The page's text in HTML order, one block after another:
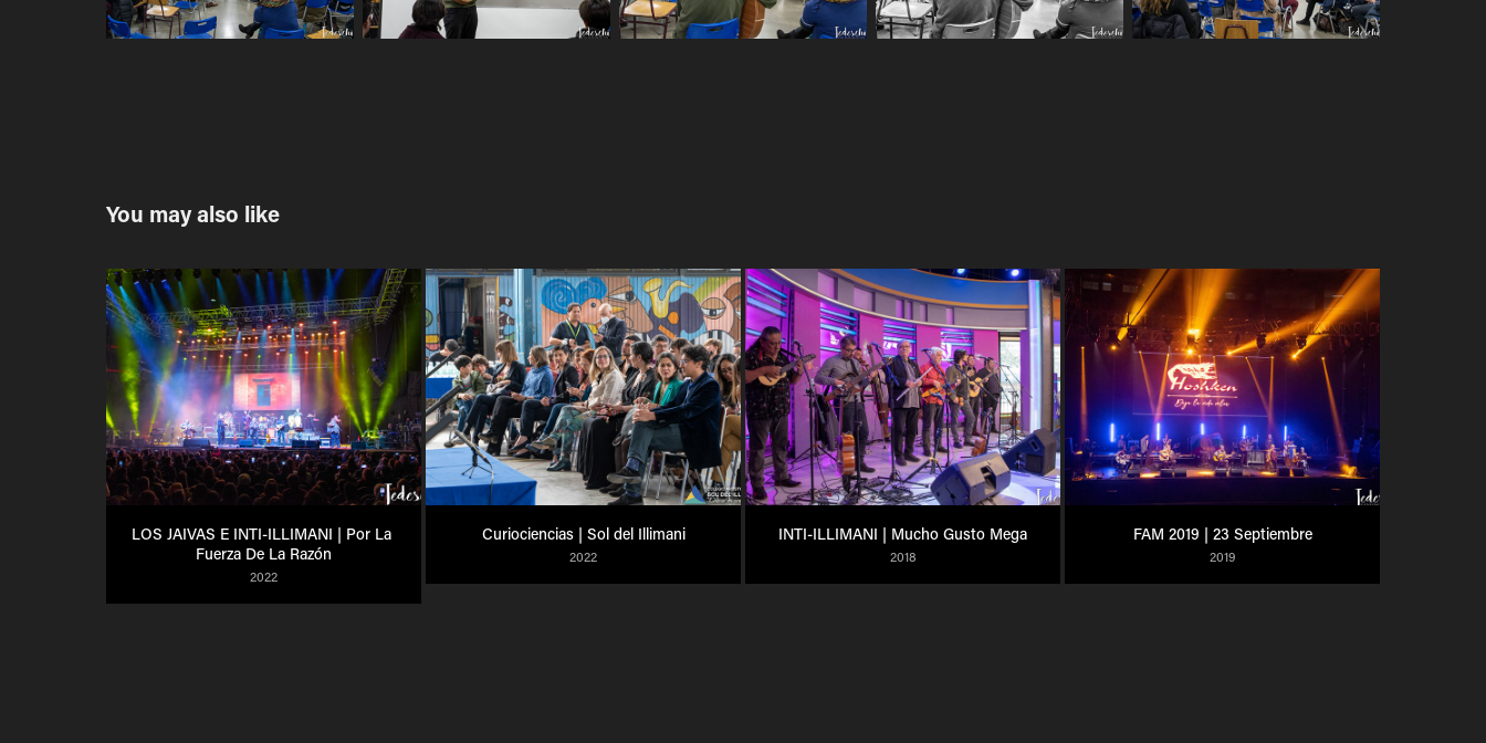
You may also like
LOS JAIVAS E INTI-ILLIMANI | Por La
Fuerza De La Razón
2022
Curiociencias | Sol del Illimani
2022
INTI-ILLIMANI | Mucho Gusto Mega
2018
FAM 2019 | 23 Septiembre
2019